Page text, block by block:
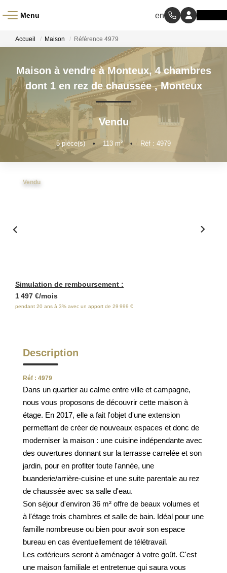
Menu
À VENDRE
À LOUER
NOS MÉTIERS
Transaction
Gestion Locative
NOS AVIS CLIENTS CERTIFIÉS
NOS ACTUALITÉS
POLITIQUE DE CONFIDENTIALITÉ
MENTIONS LÉGALES
Accueil Maison Référence 4979
Maison à vendre à Monteux, 4 chambres
dont 1 en rez de chaussée,Monteux
Vendu
5pièce(s) • 113 m² • Réf : 4979
Vendu
Simulation de remboursement :
1 497 €/mois
pendant 20 ans à 3% avec un apport de 29 999 €
Description
Réf : 4979
Dans un quartier au calme entre ville et campagne,
nous vous proposons de découvrir cette maison à
étage. En 2017, elle a fait l'objet d'une extension
permettant de créer de nouveaux espaces et donc de
moderniser la maison : une cuisine indépendante avec
des ouvertures donnant sur la terrasse carrelée et son
jardin, pour en profiter toute l'année, une
buanderie/arrière-cuisine et une suite parentale au rez
de chaussée avec sa salle d'eau.
Son séjour d'environ 36 m² offre de beaux volumes et
à l'étage trois chambres et salle de bain. Idéal pour une
famille nombreuse ou bien pour avoir son espace
bureau en cas éventuellement de télétravail.
Les extérieurs seront à aménager à votre goût. C'est
une maison familiale et entretenue qui saura vous